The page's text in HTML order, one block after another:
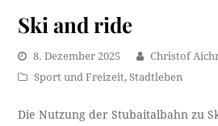
Ski and ride
8. Dezember 2025
Christof
Sport und Freizeit,Stadtleben
Die Nutzung der Stubaitalbahn zu